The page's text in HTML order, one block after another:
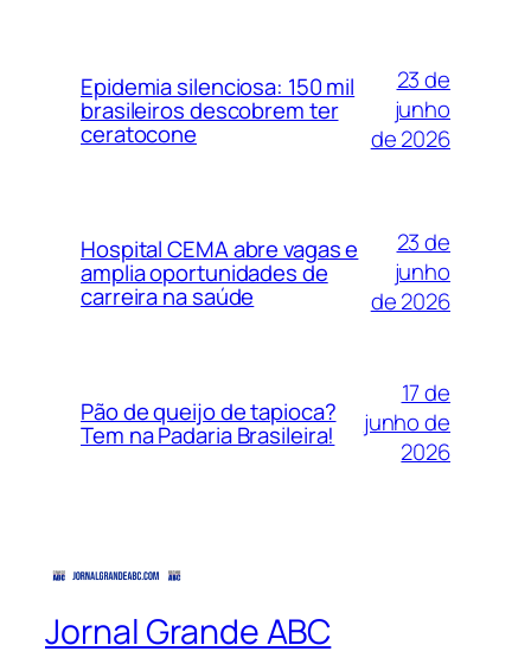
Epidemia silenciosa: 150 mil
brasileiros descobrem ter
ceratocone
23 de
junho
de 2026
Hospital CEMA abre vagas e
amplia oportunidades de
carreira na saúde
23 de
junho
de 2026
Pão de queijo de tapioca?
Tem na Padaria Brasileira!
17 de
junho de
2026
Jornal Grande ABC